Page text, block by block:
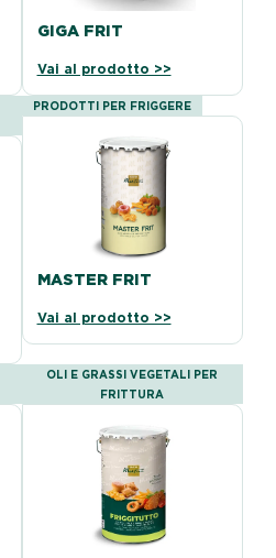
GIGA FRIT
Vai al prodotto >>
PRODOTTI PER FRIGGERE
MASTER FRIT
Vai al prodotto >>
OLI E GRASSI VEGETALI PER
FRITTURA